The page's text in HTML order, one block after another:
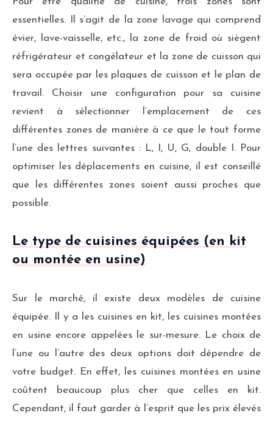
essentielles. Il s’agit de la zone lavage qui comprend
évier, lave-vaisselle, etc., la zone de froid où siègent
réfrigérateur et congélateur et la zone de cuisson qui
sera occupée par les plaques de cuisson et le plan de
travail. Choisir une configuration pour sa cuisine
revient à sélectionner l’emplacement de ces
différentes zones de manière à ce que le tout forme
l’une des lettres suivantes : L, I, U, G, double I. Pour
optimiser les déplacements en cuisine, il est conseillé
que les différentes zones soient aussi proches que
possible.
Le type de cuisines équipées (en kit
ou montée en usine)
Sur le marché, il existe deux modèles de cuisine
équipée. Il y a les cuisines en kit, les cuisines montées
en usine encore appelées le sur-mesure. Le choix de
l’une ou l’autre des deux options doit dépendre de
votre budget. En effet, les cuisines montées en usine
coûtent beaucoup plus cher que celles en kit.
Cependant, il faut garder à l’esprit que les prix élevés